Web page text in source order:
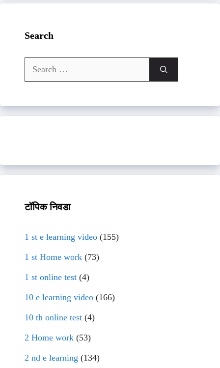
Search
Search
for:
टॉपिक निवडा
1 st e learning video (155)
1 st Home work (73)
1 st online test (4)
10 e learning video (166)
10 th online test (4)
2 Home work (53)
2 nd e learning (134)